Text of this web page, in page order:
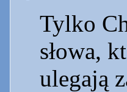
Tylko
słowa,
ulegają